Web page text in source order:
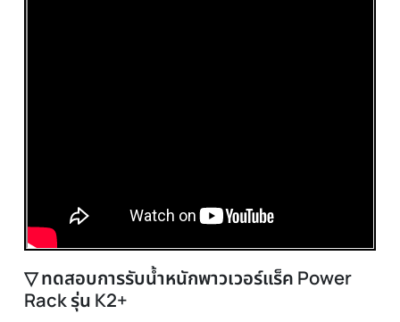
▽ 23 ท่าเล่นพาวเวอร์แร็ค Power Rack รุ่น
วิดีโอ 23 ท่าเล่นพาวเวอร์แร็ค Power Rack รุ่น K2+